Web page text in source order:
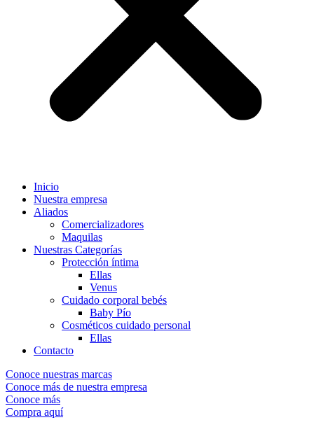
Inicio
Nuestra empresa
Aliados
Comercializadores
Maquilas
Nuestras Categorías
Protección íntima
Ellas
Venus
Cuidado corporal bebés
Baby Pío
Cosméticos cuidado personal
Ellas
Contacto
Conoce nuestras marcas
Conoce más de nuestra empresa
Conoce más
Compra aquí